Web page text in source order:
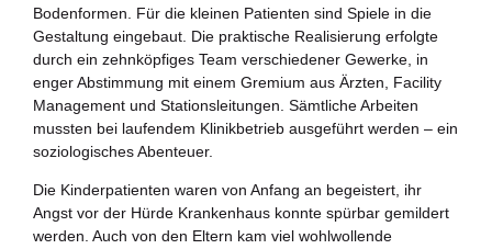
Bodenformen. Für die kleinen Patienten sind Spiele in die
Gestaltung eingebaut. Die praktische Realisierung erfolgte
durch ein zehnköpfiges Team verschiedener Gewerke, in
enger Abstimmung mit einem Gremium aus Ärzten, Facility
Management und Stationsleitungen. Sämtliche Arbeiten
mussten bei laufendem Klinikbetrieb ausgeführt werden – ein
soziologisches Abenteuer.
Die Kinderpatienten waren von Anfang an begeistert, ihr
Angst vor der Hürde Krankenhaus konnte spürbar gemildert
werden. Auch von den Eltern kam viel wohlwollende